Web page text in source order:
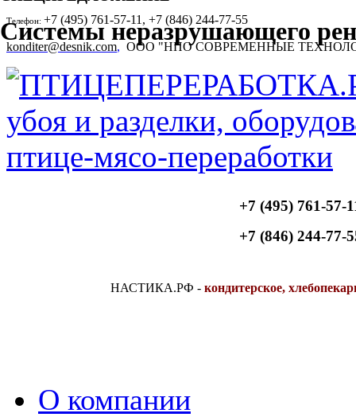
Телефон: +7 (495) 761-57-11, +7 (846) 244-77-55
konditer@desnik.com, ООО "НПО СОВРЕМЕННЫЕ
+7 (495) 761-57-
+7 (846) 244-77-
НАСТИКА.РФ - кондитерское,
О компании
Системы неразрушающего